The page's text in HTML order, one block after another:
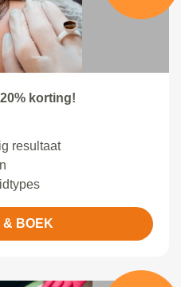
korting!
resultaat
& BOEK